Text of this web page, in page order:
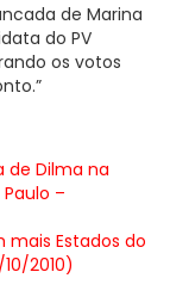
de Marina
do PV
os votos
de Dilma na
–
mais Estados do
2010)